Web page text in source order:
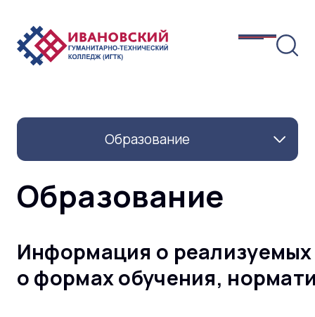
Образование
Образование
Информация о
о формах обучения,